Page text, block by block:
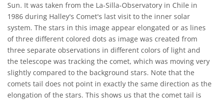
Sun. It was taken from the La-Silla-Observatory in Chile in
1986 during Halley's Comet's last visit to the inner solar
system. The stars in this image appear elongated or as lines
of three different colored dots as image was created from
three separate observations in different colors of light and
the telescope was tracking the comet, which was moving very
slightly compared to the background stars. Note that the
comets tail does not point in exactly the same direction as the
elongation of the stars. This shows us that the comet tail is